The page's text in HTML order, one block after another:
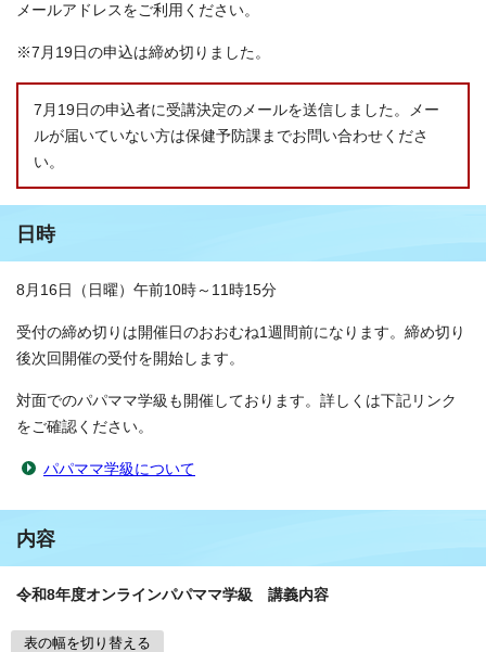
メールアドレスをご利用ください。
※7月19日の申込は締め切りました。
7月19日の申込者に受講決定のメールを送信しました。メー
ルが届いていない方は保健予防課までお問い合わせくださ
い。
日時
8月16日（日曜）午前10時～11時15分
受付の締め切りは開催日のおおむね1週間前になります。締め切り
後次回開催の受付を開始します。
対面でのパパママ学級も開催しております。詳しくは下記リンク
をご確認ください。
パパママ学級について
内容
令和8年度オンラインパパママ学級 講義内容
表の幅を切り替える